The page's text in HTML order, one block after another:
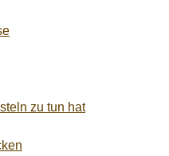
zu tun hat